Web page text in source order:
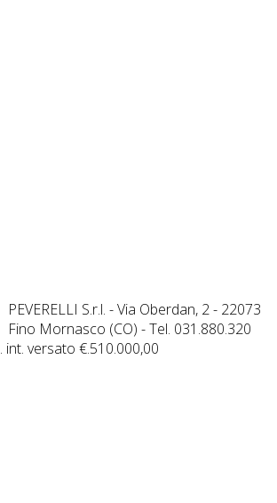
PEVERELLI S.r.l. - Via Oberdan, 2 - 22073
Fino Mornasco (CO) - Tel. 031.880.320
versato €.510.000,00